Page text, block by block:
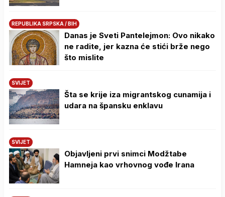
REPUBLIKA SRPSKA / BIH
Danas je Sveti Pantelejmon: Ovo nikako
ne radite, jer kazna će stići brže nego
što mislite
SVIJET
Šta se krije iza migrantskog cunamija i
udara na špansku enklavu
SVIJET
Objavljeni prvi snimci Modžtabe
Hamneja kao vrhovnog vođe Irana